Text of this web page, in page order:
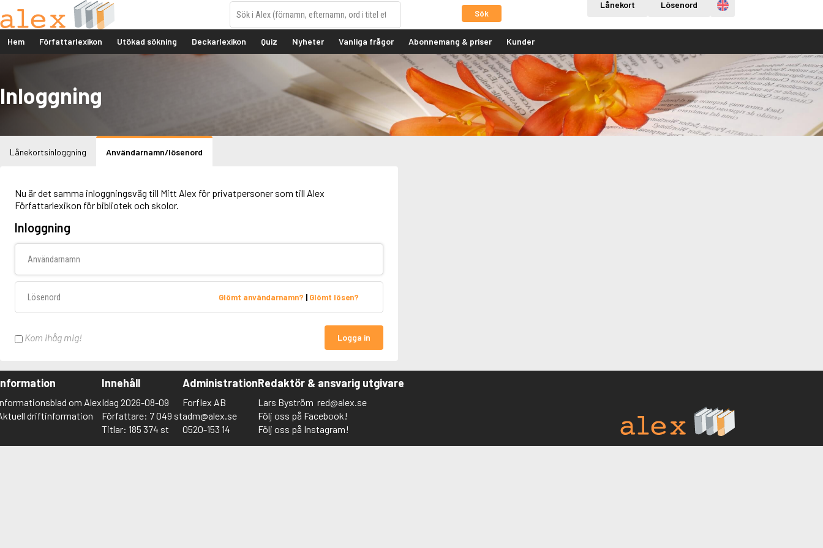
Sök
Lånekort Lösenord Engelska
Hem Författarlexikon Utökad sökning Deckarlexikon Quiz Nyheter Vanliga frågor Abonnemang & priser Kunder
Inloggning
Lånekortsinloggning Användarnamn/lösenord
Nu är det samma inloggningsväg till Mitt Alex för privatpersoner som till Alex
Författarlexikon för bibliotek och skolor.
Inloggning
Glömt användarnamn? | Glömt lösen?
Kom ihåg mig! Logga in
om Alex
driftinformation
Innehåll
Idag 2026-08-09
Författare: 7 049 st
Titlar: 185 374 st
Administration
Forflex AB
adm@alex.se
0520-153 14
Redaktör & ansvarig utgivare
Lars Byström red@alex.se
Följ oss på Facebook!
Följ oss på Instagram!